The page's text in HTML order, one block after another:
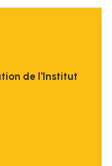
de l'Institut